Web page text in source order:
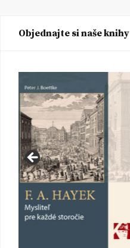
Objednajte si naše knihy